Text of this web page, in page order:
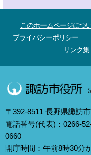
このホームページにつ
プライバシーポリシー
リンク集
〒392-8511 長野県諏訪
電話番号(代表)：0266-
0660
開庁時間：午前8時30分